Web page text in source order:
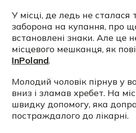
У місці, де ледь не сталася
заборона на купання, про
встановлені знаки. Але це
місцевого мешканця, як
InPoland.
Молодий чоловік пірнув у
вниз і зламав хребет. На
швидку допомогу, яка
постраждалого до лікарні.